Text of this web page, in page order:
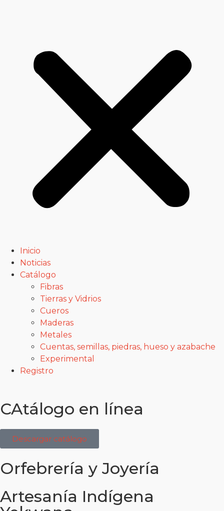
Inicio
Noticias
Catálogo
Fibras
Tierras y Vidrios
Cueros
Maderas
Metales
Cuentas, semillas, piedras, hueso y azabache
Experimental
Registro
CAtálogo en línea
Descargar catálogo
Orfebrería y Joyería
Artesanía Indígena